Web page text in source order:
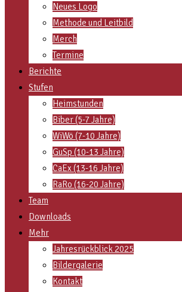
Neues Logo
Methode und Leitbild
Merch
Termine
Berichte
Stufen
Heimstunden
Biber (5-7 Jahre)
WiWö (7-10 Jahre)
GuSp (10-13 Jahre)
CaEx (13-16 Jahre)
RaRo (16-20 Jahre)
Team
Downloads
Mehr
Jahresrückblick 2025
Bildergalerie
Kontakt